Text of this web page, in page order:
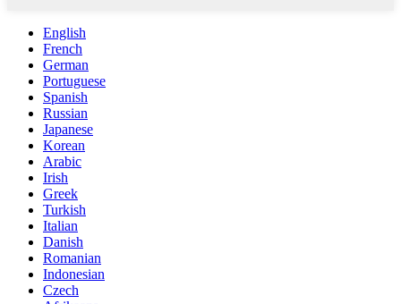
English
French
German
Portuguese
Spanish
Russian
Japanese
Korean
Arabic
Irish
Greek
Turkish
Italian
Danish
Romanian
Indonesian
Czech